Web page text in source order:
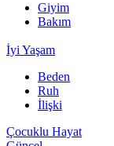
Giyim
Bakım
İyi Yaşam
Beden
Ruh
İlişki
Çocuklu Hayat